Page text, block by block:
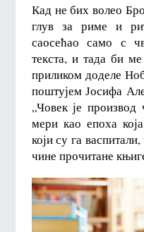
Кад не бих волео
глув за риме и
саосећао само с
текста, и тада би
приликом доделе
поштујем Јосифа
„Човек је
мери као епоха
који су га
чине прочитане